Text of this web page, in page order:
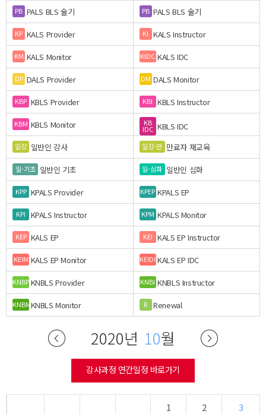
PB PALS BLS 술기 PB PALS BLS 술기
KP KALS Provider KI KALS Instructor
KM KALS Monitor KIDC KALS IDC
DP DALS Provider DM DALS Monitor
KBP KBLS Provider KBI KBLS Instructor
KBM KBLS Monitor KB
IDC KBLS IDC
일강 일반인 강사 일강-만 만료자 재교육
일-기초 일반인 기초 일-심화 일반인 심화
KPP KPALS Provider KPEP KPALS EP
KPI KPALS Instructor KPM KPALS Monitor
KEP KALS EP KEI KALS EP Instructor
KEIM KALS EP Monitor KEIDCKALS EP IDC
KNBPKNBLS Provider KNBI KNBLS Instructor
KNBMKNBLS Monitor R Renewal
2020년 10월
강사과정 연간일정 바로가기
1 2
3